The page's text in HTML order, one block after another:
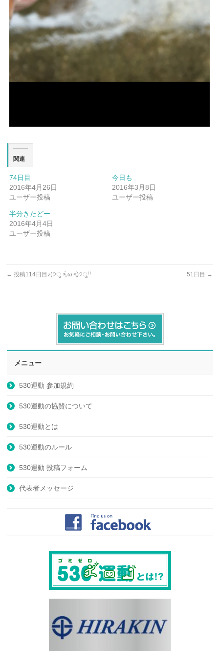
関連
74日目
2016年4月26日
ユーザー投稿
今日も
2016年3月8日
ユーザー投稿
半分きたどー
2016年4月4日
ユーザー投稿
← 投稿114日目♪(੭ु ˃̶͈̀ ω ˂̶͈́)੭ु⁾⁾ 51日目 →
メニュー
530運動 参加規約
530運動の協賛について
530運動とは
530運動のルール
530運動 投稿フォーム
代表者メッセージ